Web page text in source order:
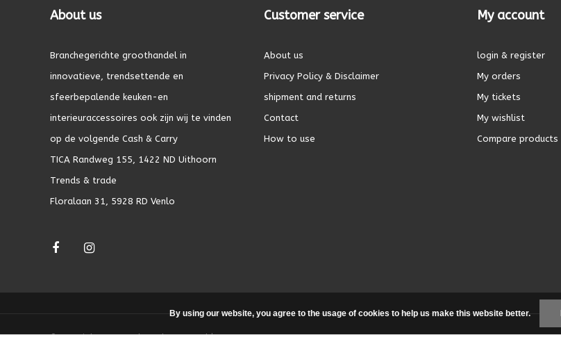
About us
Branchegerichte groothandel in
innovatieve, trendsettende en
sfeerbepalende keuken-en
interieuraccessoires ook zijn wij te vinden
op de volgende Cash & Carry
TICA Randweg 155, 1422 ND Uithoorn
Trends & trade
Floralaan 31, 5928 RD Venlo
Customer service
About us
Privacy Policy & Disclaimer
shipment and returns
Contact
How to use
My account
login & register
My orders
My tickets
My wishlist
Compare products
© Copyright 2026 - Theme byDMWS.nl|
By using our website, you agree to the usage of cookies to help us make this website better.